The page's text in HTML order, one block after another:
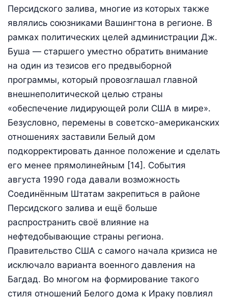
Персидского залива, многие из которых также
являлись союзниками Вашингтона в регионе. В
рамках политических целей администрации Дж.
Буша — старшего уместно обратить внимание
на один из тезисов его предвыборной
программы, который провозглашал главной
внешнеполитической целью страны
«обеспечение лидирующей роли США в мире».
Безусловно, перемены в советско-американских
отношениях заставили Белый дом
подкорректировать данное положение и сделать
его менее прямолинейным [14]. События
августа 1990 года давали возможность
Соединённым Штатам закрепиться в районе
Персидского залива и ещё больше
распространить своё влияние на
нефтедобывающие страны региона.
Правительство США с самого начала кризиса не
исключало варианта военного давления на
Багдад. Во многом на формирование такого
стиля отношений Белого дома к Ираку повлиял